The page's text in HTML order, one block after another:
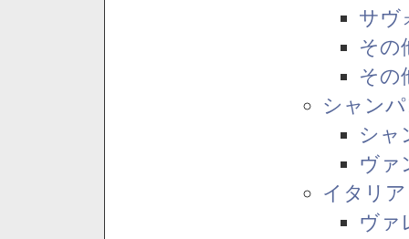
サヴ
その
その
シャン
シャ
ヴァ
イタリア
ヴァ